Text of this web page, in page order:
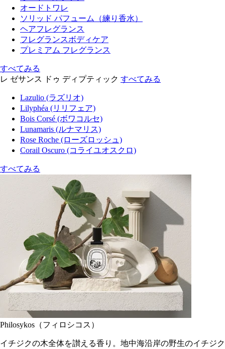
オードトワレ
ソリッド パフューム（練り香水）
ヘアフレグランス
フレグランスボディケア
プレミアム フレグランス
すべてみる
レ ゼサンス ドゥ ディプティック すべてみる
Lazulio (ラズリオ)
Lilyphéa (リリフェア)
Bois Corsé (ボワコルセ)
Lunamaris (ルナマリス)
Rose Roche (ローズロッシュ)
Corail Oscuro (コライユオスクロ)
すべてみる
Philosykos（フィロシコス）
イチジクの木全体を讃える香り。地中海沿岸の野生のイチジク